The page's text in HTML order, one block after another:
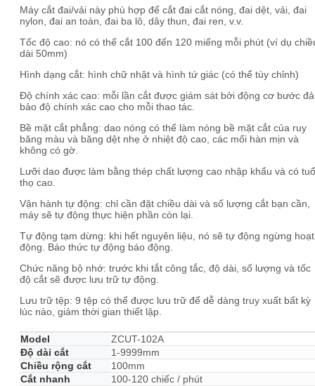
Máy cắt đai/vải này phù hợp để cắt đai cắt nóng, đai dệt, vải, đai
nylon, đai an toàn, đai ba lô, dây thun, đai ren, v.v.
Tốc độ cao: nó có thể cắt 100 đến 120 miếng mỗi phút (ví dụ
dài 50mm)
Hình dạng cắt: hình chữ nhật và hình tứ giác (có thể tùy chỉnh)
Độ chính xác cao: mỗi lần cắt được giám sát bởi động cơ bước
bảo độ chính xác cao cho mỗi thao tác.
Bề mặt cắt phẳng: dao nóng có thể làm nóng bề mặt cắt của ruy
băng màu và băng dệt nhẹ ở nhiệt độ cao, các mối hàn mịn và
không có gờ.
Lưỡi dao được làm bằng thép chất lượng cao nhập khẩu và có
thọ cao.
Vận hành tự động: chỉ cần đặt chiều dài và số lượng cắt bạn cần,
máy sẽ tự động thực hiện phần còn lại.
Tự động tạm dừng: khi hết nguyên liệu, nó sẽ tự động ngừng hoạt
động. Báo thức tự động báo động.
Chức năng bộ nhớ: trước khi tắt công tắc, độ dài, số lượng và tốc
độ cắt sẽ được lưu trữ tự động.
Lưu trữ tệp: 9 tệp có thể được lưu trữ để dễ dàng truy xuất bất kỳ
lúc nào, giảm thời gian thiết lập.
Model
ZCUT-102A
Độ dài cắt
1-9999mm
Chiều rộng cắt
100mm
Cắt nhanh
100-120 chiếc / phút